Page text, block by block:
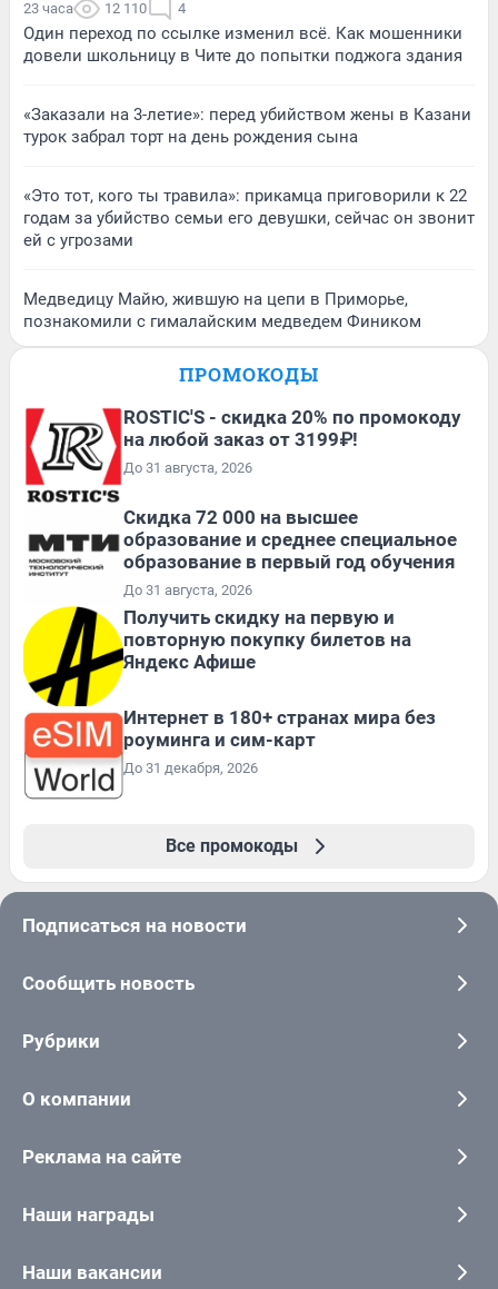
23 часа 12 110 4
Один переход по ссылке изменил всё. Как мошенники
довели школьницу в Чите до попытки поджога здания
«Заказали на 3-летие»: перед убийством жены в Казани
турок забрал торт на день рождения сына
«Это тот, кого ты травила»: прикамца приговорили к 22
годам за убийство семьи его девушки, сейчас он звонит
ей с угрозами
Медведицу Майю, жившую на цепи в Приморье,
познакомили с гималайским медведем Фиником
ПРОМОКОДЫ
ROSTIC'S - скидка 20% по промокоду
на любой заказ от 3199₽!
До 31 августа, 2026
Скидка 72 000 на высшее
образование и среднее специальное
образование в первый год обучения
До 31 августа, 2026
Получить скидку на первую и
повторную покупку билетов на
Яндекс Афише
Интернет в 180+ странах мира без
роуминга и сим-карт
До 31 декабря, 2026
Все промокоды
Подписаться на новости
Сообщить новость
Рубрики
О компании
Реклама на сайте
Наши награды
Наши вакансии